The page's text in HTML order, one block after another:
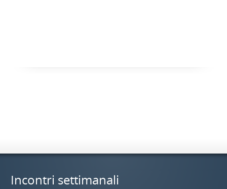
Incontri settimanali